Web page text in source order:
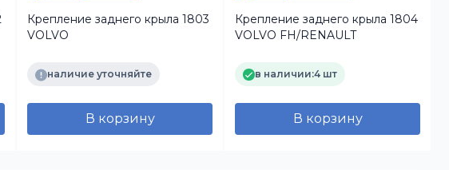
Крепление заднего крыла 1803
VOLVO
наличие уточняйте
В корзину
Крепление заднего крыла 1804
VOLVO FH/RENAULT
в наличии:4 шт
В корзину